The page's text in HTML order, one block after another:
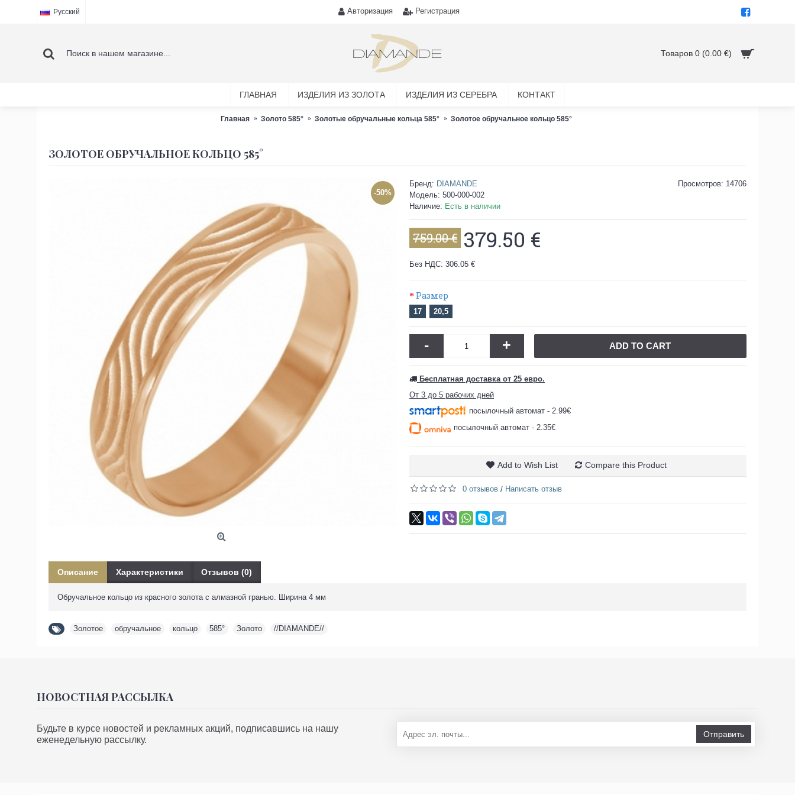
Авторизация Регистрация
Русский
Товаров 0 (0.00 €)
ГЛАВНАЯ ИЗДЕЛИЯ ИЗ ЗОЛОТА ИЗДЕЛИЯ ИЗ СЕРЕБРА КОНТАКТ
Главная Золото 585° Золотые обручальные кольца 585° Золотое обручальное кольцо 585°
ЗОЛОТОЕ ОБРУЧАЛЬНОЕ КОЛЬЦО 585°
-50%
Просмотров: 14706
Бренд: DIAMANDE
Модель: 500-000-002
Наличие: Есть в наличии
759.00 € 379.50 €
Без НДС: 306.05 €
Размер
17 20,5
- + ADD TO CART
Бесплатная доставка от 25 евро.
От 3 до 5 рабочих дней
посылочный автомат - 2.99€
посылочный автомат - 2.35€
Add to Wish List Compare this Product
0 отзывов / Написать отзыв
Описание Характеристики Отзывов (0)
Обручальное кольцо из красного золота с алмазной гранью. Ширина 4 мм
Золотое обручальное кольцо 585° Золото //DIAMANDE//
НОВОСТНАЯ РАССЫЛКА
Будьте в курсе новостей и рекламных акций, подписавшись на нашу
еженедельную рассылку.
Отправить